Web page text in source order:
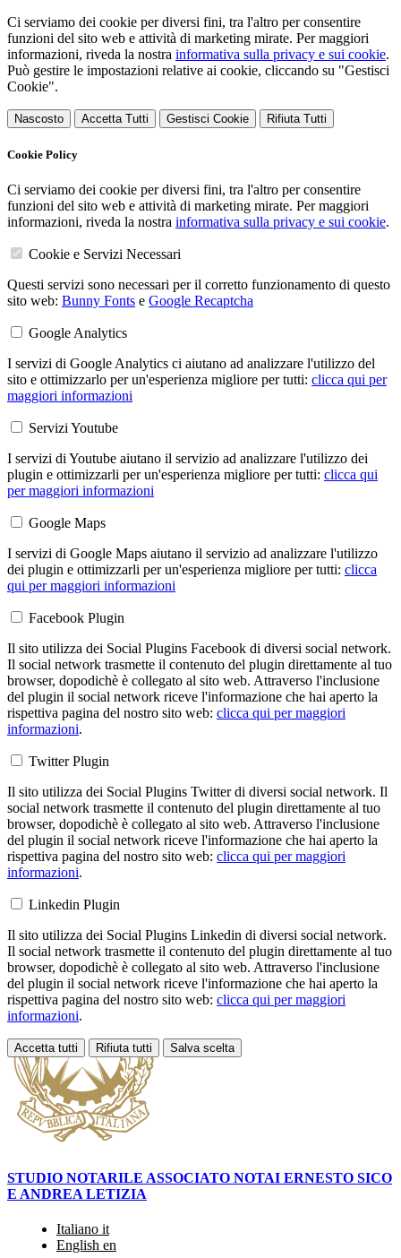
Ci serviamo dei cookie per diversi fini, tra l'altro per consentire
funzioni del sito web e attività di marketing mirate. Per maggiori
informazioni, riveda la nostra informativa sulla privacy e sui cookie.
Può gestire le impostazioni relative ai cookie, cliccando su "Gestisci
Cookie".
Nascosto Accetta Tutti Gestisci Cookie Rifiuta Tutti
Cookie Policy
Ci serviamo dei cookie per diversi fini, tra l'altro per consentire
funzioni del sito web e attività di marketing mirate. Per maggiori
informazioni, riveda la nostra informativa sulla privacy e sui cookie.
Cookie e Servizi Necessari
Questi servizi sono necessari per il corretto funzionamento di questo
sito web: Bunny Fonts e Google Recaptcha
Google Analytics
I servizi di Google Analytics ci aiutano ad analizzare l'utilizzo del
sito e ottimizzarlo per un'esperienza migliore per tutti: clicca qui per
maggiori informazioni
Servizi Youtube
I servizi di Youtube aiutano il servizio ad analizzare l'utilizzo dei
plugin e ottimizzarli per un'esperienza migliore per tutti: clicca qui
per maggiori informazioni
Google Maps
I servizi di Google Maps aiutano il servizio ad analizzare l'utilizzo
dei plugin e ottimizzarli per un'esperienza migliore per tutti: clicca
qui per maggiori informazioni
Facebook Plugin
Il sito utilizza dei Social Plugins Facebook di diversi social network.
Il social network trasmette il contenuto del plugin direttamente al tuo
browser, dopodichè è collegato al sito web. Attraverso l'inclusione
del plugin il social network riceve l'informazione che hai aperto la
rispettiva pagina del nostro sito web: clicca qui per maggiori
informazioni.
Twitter Plugin
Il sito utilizza dei Social Plugins Twitter di diversi social network. Il
social network trasmette il contenuto del plugin direttamente al tuo
browser, dopodichè è collegato al sito web. Attraverso l'inclusione
del plugin il social network riceve l'informazione che hai aperto la
rispettiva pagina del nostro sito web: clicca qui per maggiori
informazioni.
Linkedin Plugin
Il sito utilizza dei Social Plugins Linkedin di diversi social network.
Il social network trasmette il contenuto del plugin direttamente al tuo
browser, dopodichè è collegato al sito web. Attraverso l'inclusione
del plugin il social network riceve l'informazione che hai aperto la
rispettiva pagina del nostro sito web: clicca qui per maggiori
informazioni.
Accetta tutti Rifiuta tutti Salva scelta
Loading...
STUDIO NOTARILE ASSOCIATO NOTAI ERNESTO SICO
E ANDREA LETIZIA
Italiano it
English en